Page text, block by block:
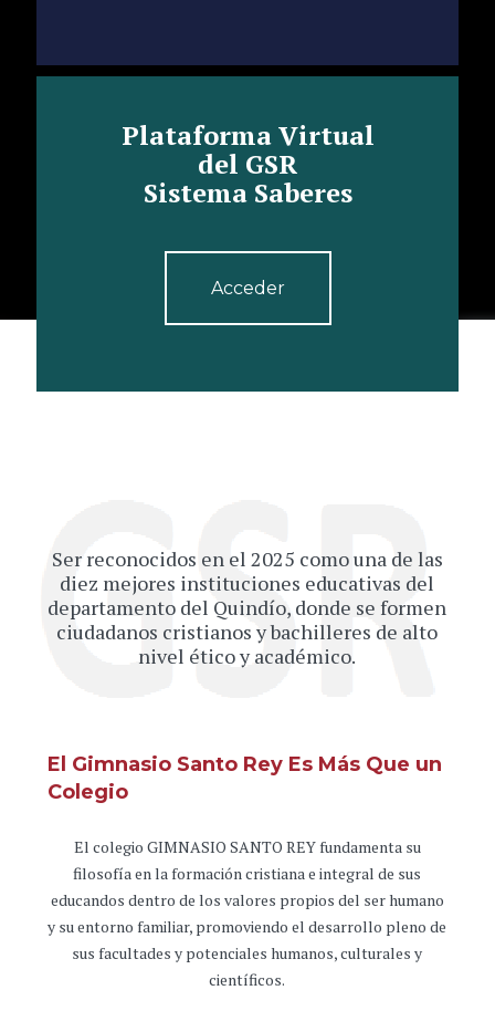
Plataforma Virtual
del GSR
Sistema Saberes
Acceder
Ser reconocidos en el 2025 como una de las
diez mejores instituciones educativas del
departamento del Quindío, donde se formen
ciudadanos cristianos y bachilleres de alto
nivel ético y académico.
El Gimnasio Santo Rey Es Más Que un
Colegio
El colegio GIMNASIO SANTO REY fundamenta su
filosofía en la formación cristiana e integral de sus
educandos dentro de los valores propios del ser humano
y su entorno familiar, promoviendo el desarrollo pleno de
sus facultades y potenciales humanos, culturales y
científicos.